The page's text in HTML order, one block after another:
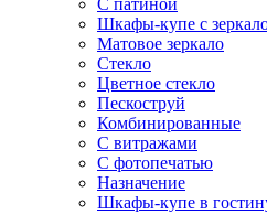
С патиной
Шкафы-купе с
Матовое зеркало
Стекло
Цветное стекло
Пескоструй
Комбинированные
С витражами
С фотопечатью
Назначение
Шкафы-купе в